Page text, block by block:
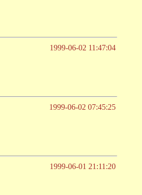
1999-06-02 11:47:04
1999-06-02 07:45:25
1999-06-01 21:11:20